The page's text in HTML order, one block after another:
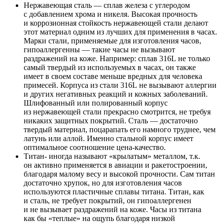
Нержавеющая сталь — сплав железа с углеродом
с добавлением хрома и никеля. Высокая прочность
и коррозионная стойкость нержавеющей стали делают
этот материал одним из лучших для применения в часах.
Марки стали, применяемые для изготовления часов,
гипоаллергенны — такие часы не вызывают
раздражений на коже. Например: сплав 316L не только
самый твердый из используемых в часах, он также
имеет в своем составе меньше вредных для человека
примесей. Корпуса из стали 316L не вызывают аллергии
и других негативных реакций и кожных заболеваний.
Шлифованный или полированный корпус
из нержавеющей стали прекрасно смотрится, не требуя
никаких защитных покрытий. Сталь — достаточно
твердый материал, поцарапать его намного труднее, чем
латунь или аллой. Именно стальной корпус имеет
оптимальное соотношение цена-качество.
Титан- иногда называют «крылатым» металлом, т.к.
он активно применяется в авиации и ракетостроении,
благодаря малому весу и высокой прочности. Сам титан
достаточно хрупок, но для изготовления часов
используются пластичные сплавы титана. Титан, как
и сталь, не требует покрытий, он гипоаллергенен
и не вызывает раздражений на коже. Часы из титана
как бы «теплые» на ощупь благодаря низкой